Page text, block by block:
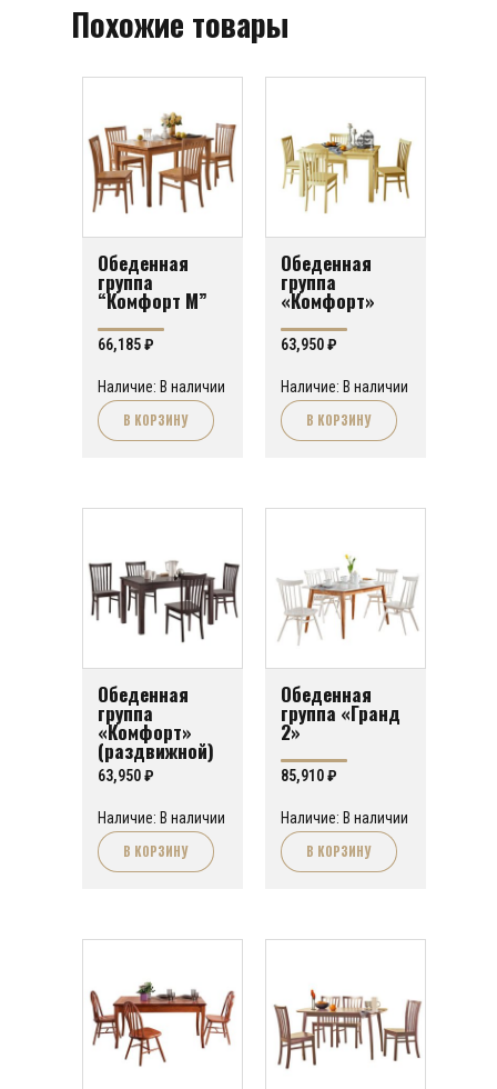
Похожие товары
Обеденная
группа
“Комфорт М”
66,185₽
Наличие: В наличии
В КОРЗИНУ
Обеденная
группа
«Комфорт»
63,950₽
Наличие: В наличии
В КОРЗИНУ
Обеденная
группа
«Комфорт»
(раздвижной)
63,950₽
Наличие: В наличии
В КОРЗИНУ
Обеденная
группа «Гранд
2»
85,910₽
Наличие: В наличии
В КОРЗИНУ